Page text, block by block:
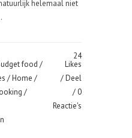
helemaal niet
food /
/Home /
/
24
Likes
Deel
0
Reactie's